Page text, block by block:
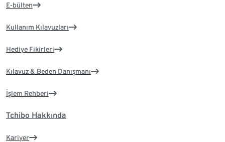
E-bülten
Kullanım Kılavuzları
Hediye Fikirleri
Kılavuz & Beden Danışmanı
İşlem Rehberi
Tchibo Hakkında
Kariyer